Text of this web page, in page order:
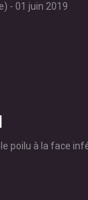
- 01 juin 2019
poilu à la face